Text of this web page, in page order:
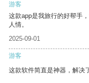
游客
这款app是我旅行的好帮手
人情。
2025-09-01
游客
这款软件简直是神器，解决